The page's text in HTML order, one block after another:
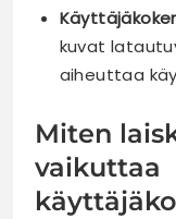
kuvat
aiheuttaa
Miten
vaikuttaa